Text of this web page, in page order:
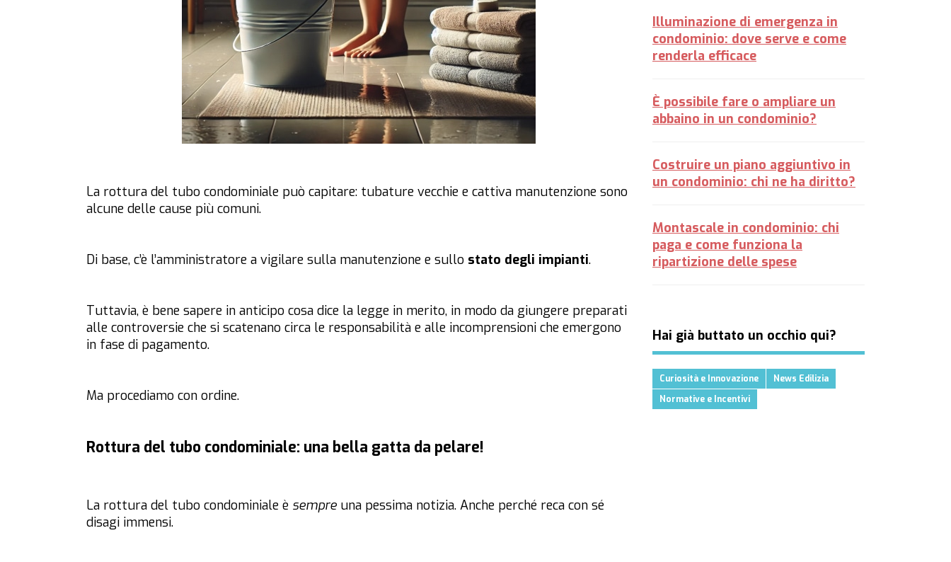
La rottura del tubo condominiale può capitare: tubature vecchie e cattiva manutenzione sono
alcune delle cause più comuni.
Di base, c’è l’amministratore a vigilare sulla manutenzione e sullo stato degli impianti.
Tuttavia, è bene sapere in anticipo cosa dice la legge in merito, in modo da giungere preparati
alle controversie che si scatenano circa le responsabilità e alle incomprensioni che emergono
in fase di pagamento.
Ma procediamo con ordine.
Rottura del tubo condominiale: una bella gatta da pelare!
La rottura del tubo condominiale è sempre una pessima notizia. Anche perché reca con sé
disagi immensi.
Illuminazione di emergenza in
condominio: dove serve e come
renderla efficace
È possibile fare o ampliare un
abbaino in un condominio?
Costruire un piano aggiuntivo in
un condominio: chi ne ha diritto?
Montascale in condominio: chi
paga e come funziona la
ripartizione delle spese
Hai già buttato un occhio qui?
Curiosità e Innovazione
News Edilizia
Normative e Incentivi